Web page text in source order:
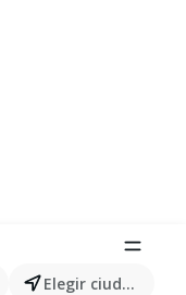
Elegir ciudad
07/2026 ||